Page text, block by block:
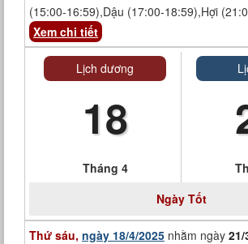
(15:00-16:59),Dậu (17:00-18:59),Hợi
Xem chi tiết
Lịch dương
18
Tháng 4
Ngày Tốt
Thứ sáu, ngày 18/4/2025 nhằm ngày